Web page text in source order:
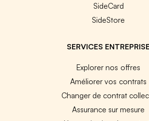
SideCard
SideStore
SERVICES ENTREPRISE
Explorer nos offres
Améliorer vos contrats
Changer de contrat
Assurance sur mesure